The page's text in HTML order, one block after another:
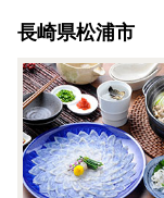
長崎県松浦市